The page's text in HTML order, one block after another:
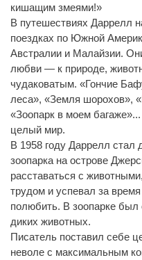
кишащим змеями!»
В путешествиях Даррелл
поездках по Южной
Австралии и Малайзии.
любви — к природе,
чудаковатым. «Гончие
леса», «Земля шорохов»,
«Зоопарк в моем
целый мир.
В 1958 году Даррелл стал
зоопарка на острове
расставаться с
трудом и успевал за
полюбить. В зоопарке был
диких животных.
Писатель поставил себе
неволе с максимальным